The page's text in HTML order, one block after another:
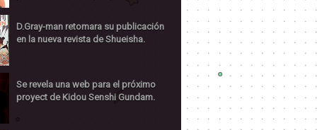
D.Gray-man retomara su publicación
en la nueva revista de Shueisha.
Se revela una web para el próximo
proyect de Kidou Senshi Gundam.